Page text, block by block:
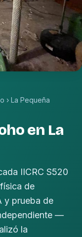
› La Pequeña
en La
IICRC S520
de
y prueba de
—
la